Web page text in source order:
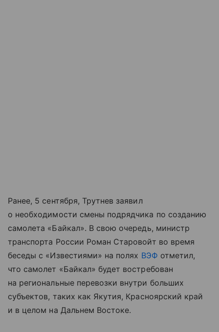
Ранее, 5 сентября, Трутнев заявил
о необходимости смены подрядчика по созданию
самолета «Байкал». В свою очередь, министр
транспорта России Роман Старовойт во время
беседы с «Известиями» на полях ВЭФ отметил,
что самолет «Байкал» будет востребован
на региональные перевозки внутри больших
субъектов, таких как Якутия, Красноярский край
и в целом на Дальнем Востоке.